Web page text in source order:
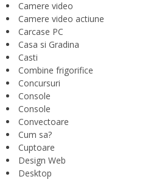
Camere video
Camere video actiune
Carcase PC
Casa si Gradina
Casti
Combine frigorifice
Concursuri
Console
Console
Convectoare
Cum sa?
Cuptoare
Design Web
Desktop